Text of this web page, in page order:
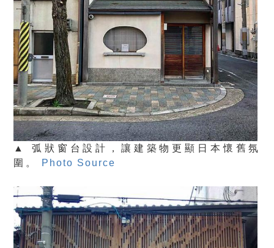
▲ 弧狀窗台設計，讓建築物更顯日本懷舊氛
圍。
Photo Source